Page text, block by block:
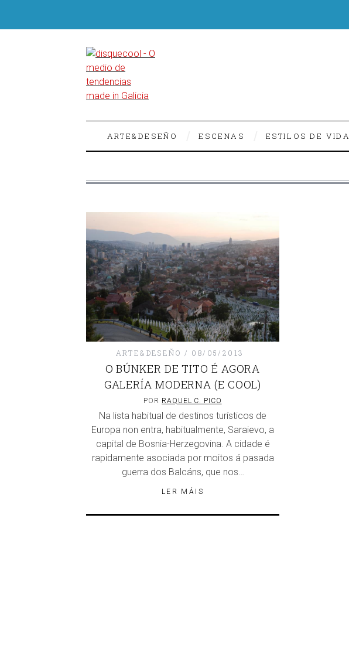
ARTE&DESEÑO ESCENAS ESTILOS DE VIDA
ARTE&DESEÑO 08/05/2013
O BÚNKER DE TITO É AGORA
GALERÍA MODERNA (E COOL)
POR RAQUEL C. PICO
Na lista habitual de destinos turísticos de
Europa non entra, habitualmente, Saraievo, a
capital de Bosnia-Herzegovina. A cidade é
rapidamente asociada por moitos á pasada
guerra dos Balcáns, que nos…
LER MÁIS